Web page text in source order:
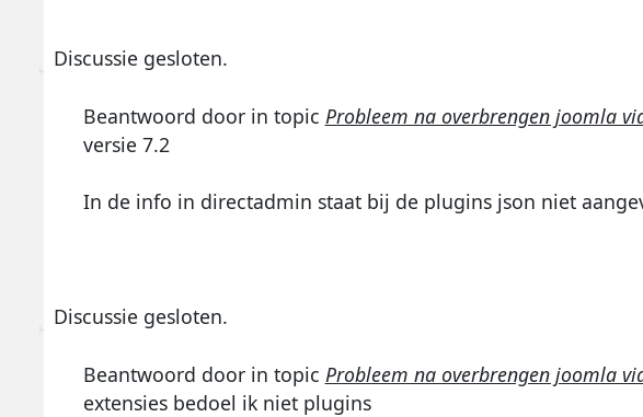
Discussie gesloten.
Beantwoord door in topic Probleem na overbrengen joomla
versie 7.2
In de info in directadmin staat bij de plugins json niet
Discussie gesloten.
Beantwoord door in topic Probleem na overbrengen joomla
extensies bedoel ik niet plugins